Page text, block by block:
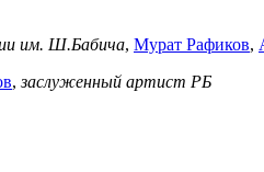
им. Ш.Бабича, Мурат Рафиков,
,заслуженный артист РБ